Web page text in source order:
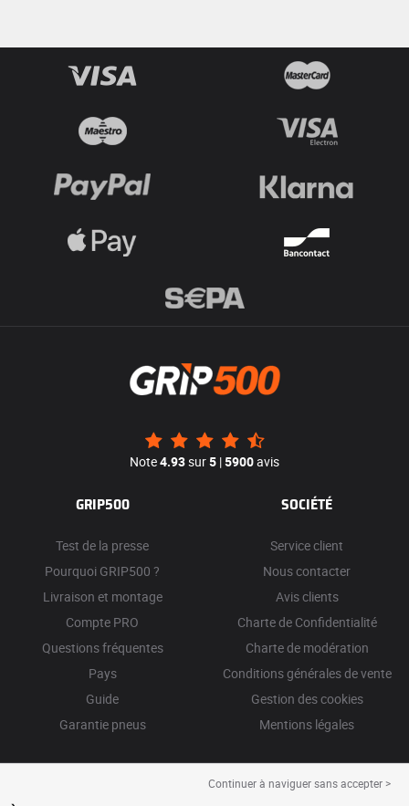
Note4.93sur5 |5900avis
GRIP500
Test de la presse
Pourquoi GRIP500 ?
Livraison et montage
Compte PRO
Questions fréquentes
Pays
Guide
Garantie pneus
SOCIÉTÉ
Service client
Nous contacter
Avis clients
Charte de Confidentialité
Charte de modération
Conditions générales de vente
Gestion des cookies
Mentions légales
Continuer à naviguer sans accepter >